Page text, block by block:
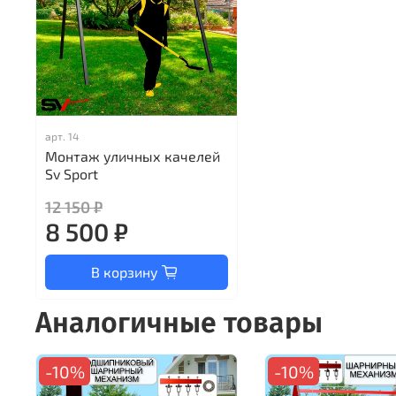
арт.14
Монтаж уличных качелей
Sv Sport
12 150 ₽
8 500 ₽
В корзину
Аналогичные товары
-10% -10%